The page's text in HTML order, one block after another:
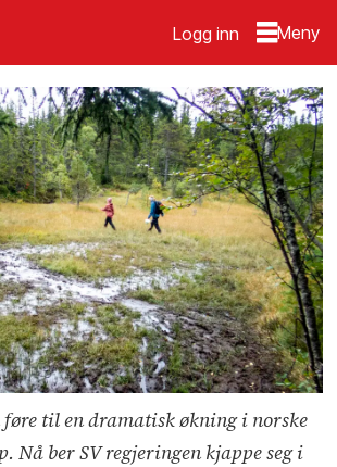
Logg inn
til en dramatisk økning i norske
Nå ber SV regjeringen kjappe seg i